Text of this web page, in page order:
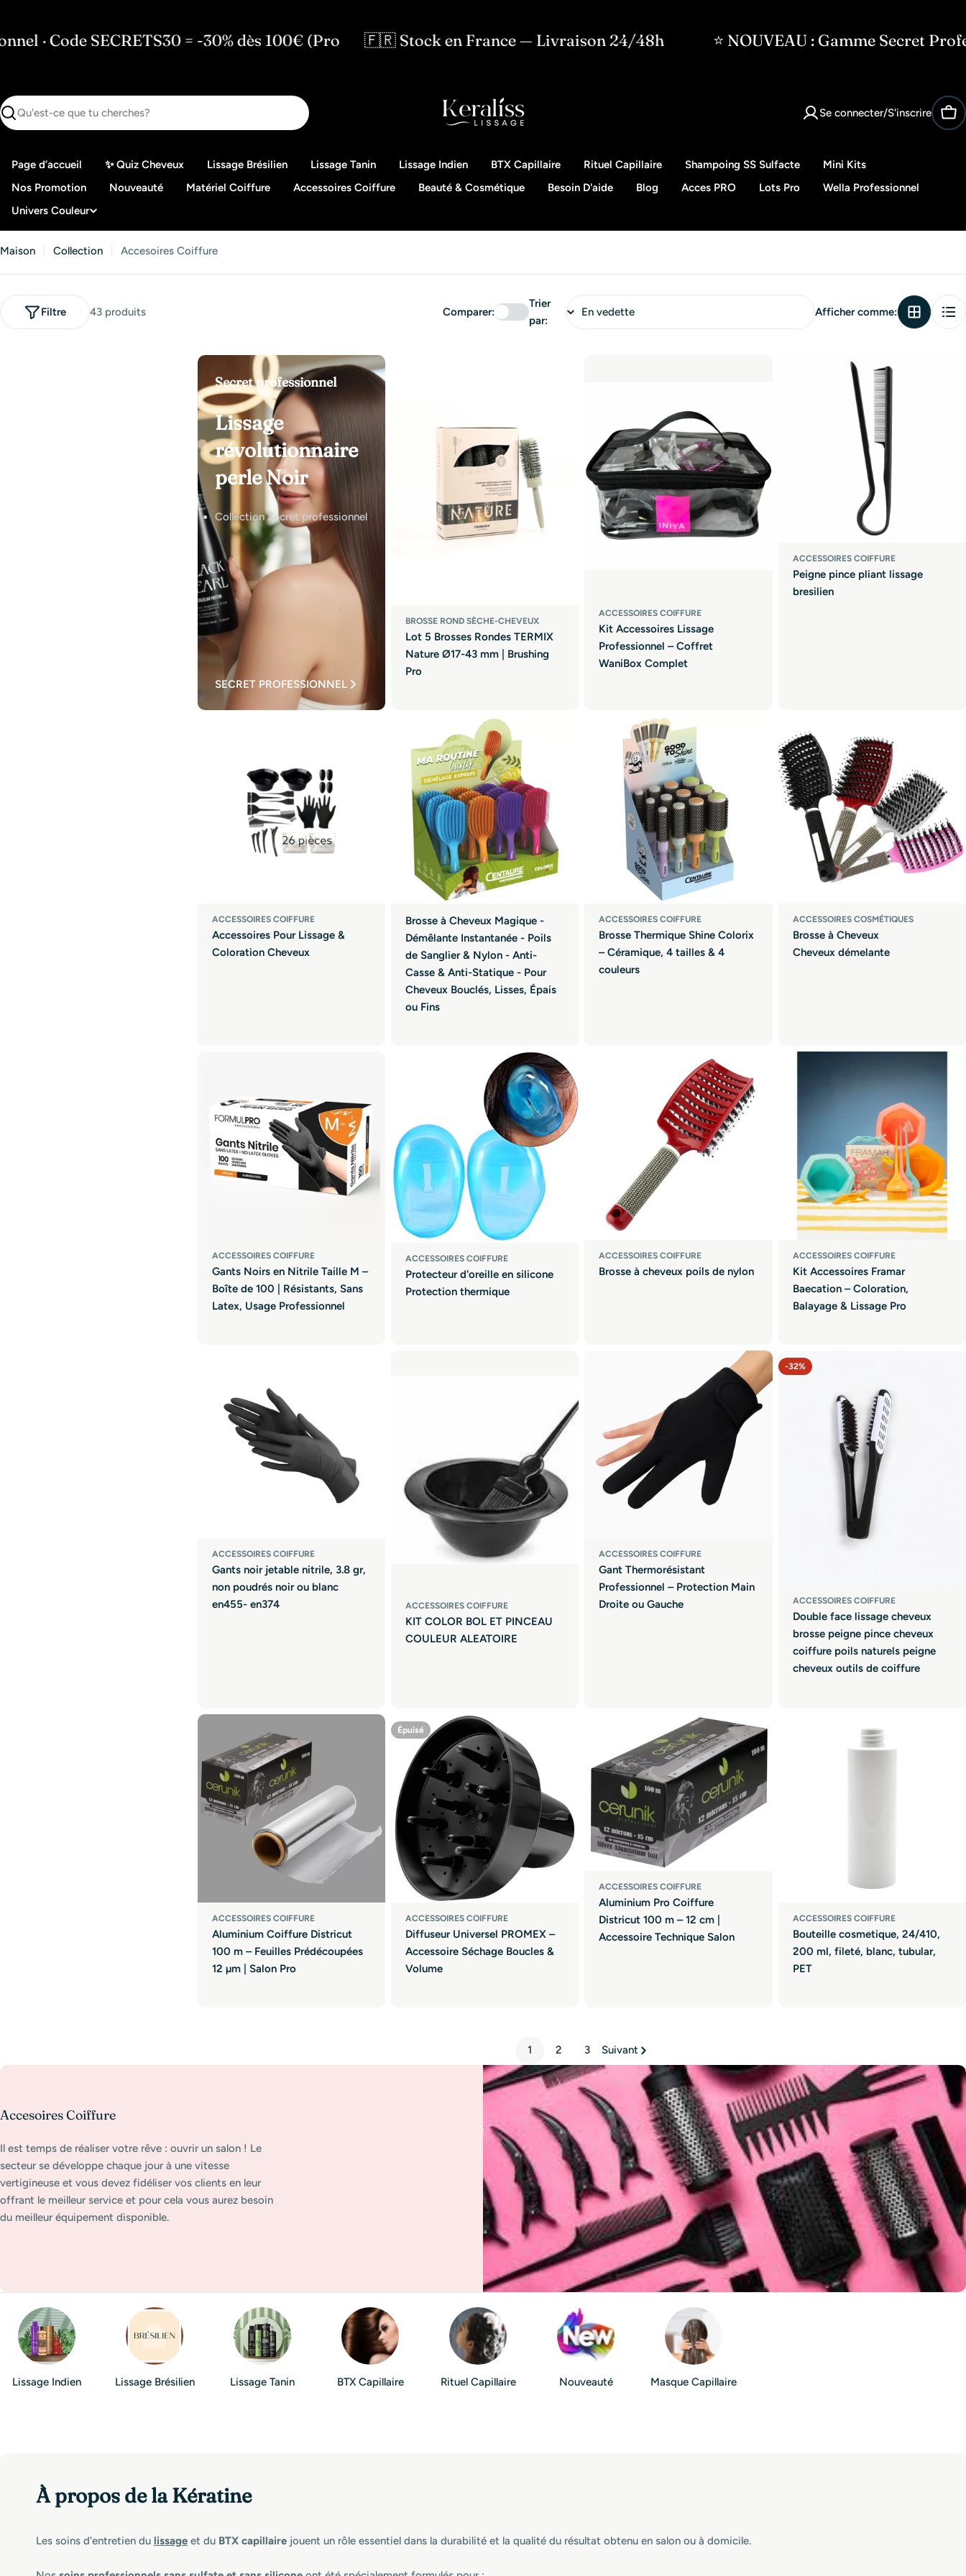
contenu
SECRETS30 = -30% dès 100€ (Pro 🇫🇷 Stock en France — Livraison 24/48h ⭐ NOUVEAU : Gamme Secret Professionnel
Recherche
Se connecter/S'inscrire
Page d’accueil ✨ Quiz Cheveux Lissage Brésilien Lissage Tanin Lissage Indien BTX Capillaire Rituel Capillaire Shampoing SS Sulfacte
Mini Kits
Nos Promotion
Nouveauté Matériel Coiffure Accessoires Coiffure Beauté & Cosmétique Besoin D'aide Blog Acces PRO Lots Pro
Wella Professionnel
Univers Couleur
Maison Collection Accesoires Coiffure
43 produits
Filtre Comparer:
Trier
par:
Afficher comme:
Secret professionnel
Lissage
révolutionnaire
perle Noir
Collection Secret professionnel
SECRET PROFESSIONNEL
BROSSE ROND SÈCHE-CHEVEUX
Lot 5 Brosses Rondes TERMIX
Nature Ø17-43 mm | Brushing
Pro
ACCESSOIRES COIFFURE
Kit Accessoires Lissage
Professionnel – Coffret
WaniBox Complet
ACCESSOIRES COIFFURE
Peigne pince pliant lissage
bresilien
ACCESSOIRES COIFFURE
Accessoires Pour Lissage &
Coloration Cheveux
Brosse à Cheveux Magique -
Démêlante Instantanée - Poils
de Sanglier & Nylon - Anti-
Casse & Anti-Statique - Pour
Cheveux Bouclés, Lisses, Épais
ou Fins
ACCESSOIRES COIFFURE
Brosse Thermique Shine Colorix
– Céramique, 4 tailles & 4
couleurs
ACCESSOIRES COSMÉTIQUES
Brosse à Cheveux
Cheveux démelante
ACCESSOIRES COIFFURE
Gants Noirs en Nitrile Taille M –
Boîte de 100 | Résistants, Sans
Latex, Usage Professionnel
ACCESSOIRES COIFFURE
Protecteur d'oreille en silicone
Protection thermique
ACCESSOIRES COIFFURE
Brosse à cheveux poils de nylon
ACCESSOIRES COIFFURE
Kit Accessoires Framar
Baecation – Coloration,
Balayage & Lissage Pro
ACCESSOIRES COIFFURE
Gants noir jetable nitrile, 3.8 gr,
non poudrés noir ou blanc
en455- en374
ACCESSOIRES COIFFURE
KIT COLOR BOL ET PINCEAU
COULEUR ALEATOIRE
ACCESSOIRES COIFFURE
Gant Thermorésistant
Professionnel – Protection Main
Droite ou Gauche
-32%
ACCESSOIRES COIFFURE
Double face lissage cheveux
brosse peigne pince cheveux
coiffure poils naturels peigne
cheveux outils de coiffure
ACCESSOIRES COIFFURE
Aluminium Coiffure Districut
100 m – Feuilles Prédécoupées
12 µm | Salon Pro
Épuisé
ACCESSOIRES COIFFURE
Diffuseur Universel PROMEX –
Accessoire Séchage Boucles &
Volume
ACCESSOIRES COIFFURE
Aluminium Pro Coiffure
Districut 100 m – 12 cm |
Accessoire Technique Salon
ACCESSOIRES COIFFURE
Bouteille cosmetique, 24/410,
200 ml, fileté, blanc, tubular,
PET
1 2 3 Suivant
C
l
l
e
c
n
Accesoires Coiffure
Il est temps de réaliser votre rêve : ouvrir un salon ! Le
secteur se développe chaque jour à une vitesse
vertigineuse et vous devez fidéliser vos clients en leur
offrant le meilleur service et pour cela vous aurez besoin
du meilleur équipement disponible.
Lissage Indien Lissage Brésilien Lissage Tanin BTX Capillaire Rituel Capillaire Nouveauté Masque Capillaire
À propos de la Kératine
Les soins d’entretien du lissage et du BTX capillaire jouent un rôle essentiel dans la durabilité et la qualité du résultat obtenu en salon ou à domicile.